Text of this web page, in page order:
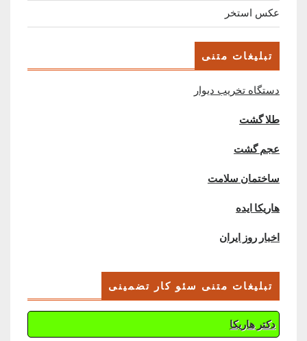
عکس استخر
تبلیغات متنی
دستگاه تخریب دیوار
طلا گشت
عجم گشت
ساختمان سلامت
هاریکا ایده
اخبار روز ایران
تبلیغات متنی سئو کار تضمینی
دکتر هاریکا